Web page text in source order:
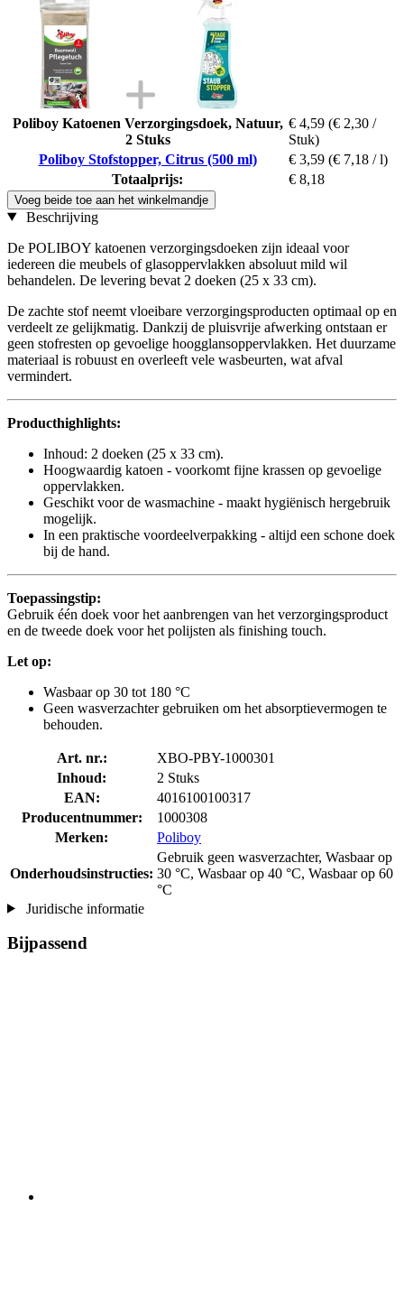
Poliboy Katoenen Verzorgingsdoek, Natuur,
2 Stuks
€ 4,59 (€ 2,30 /
Stuk)
Poliboy Stofstopper, Citrus (500 ml)
€ 3,59 (€ 7,18 / l)
Totaalprijs:
€ 8,18
Voeg beide toe aan het winkelmandje
Beschrijving
De POLIBOY katoenen verzorgingsdoeken zijn ideaal voor
iedereen die meubels of glasoppervlakken absoluut mild wil
behandelen. De levering bevat 2 doeken (25 x 33 cm).
De zachte stof neemt vloeibare verzorgingsproducten optimaal op en
verdeelt ze gelijkmatig. Dankzij de pluisvrije afwerking ontstaan er
geen stofresten op gevoelige hoogglansoppervlakken. Het duurzame
materiaal is robuust en overleeft vele wasbeurten, wat afval
vermindert.
Producthighlights:
Inhoud: 2 doeken (25 x 33 cm).
Hoogwaardig katoen - voorkomt fijne krassen op gevoelige
oppervlakken.
Geschikt voor de wasmachine - maakt hygiënisch hergebruik
mogelijk.
In een praktische voordeelverpakking - altijd een schone doek
bij de hand.
Toepassingstip:
Gebruik één doek voor het aanbrengen van het verzorgingsproduct
en de tweede doek voor het polijsten als finishing touch.
Let op:
Wasbaar op 30 tot 180 °C
Geen wasverzachter gebruiken om het absorptievermogen te
behouden.
Art. nr.:
XBO-PBY-1000301
Inhoud:
2 Stuks
EAN:
4016100100317
Producentnummer:
1000308
Merken:
Poliboy
Onderhoudsinstructies:
Gebruik geen wasverzachter, Wasbaar op
30 °C, Wasbaar op 40 °C, Wasbaar op 60
°C
Juridische informatie
Bijpassend